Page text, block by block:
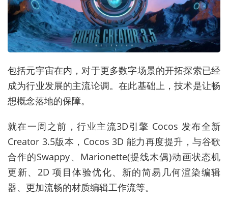
包括元宇宙在内，对于更多数字场景的开拓探索已经
成为行业发展的主流论调。在此基础上，技术是让畅
想概念落地的保障。
就在一周之前，行业主流3D引擎 Cocos 发布全新
Creator 3.5版本，Cocos 3D 能力再度提升，与谷歌
合作的Swappy、Marionette(提线木偶)动画状态机
更新、2D 项目体验优化、新的简易几何渲染编辑
器、更加流畅的材质编辑工作流等。